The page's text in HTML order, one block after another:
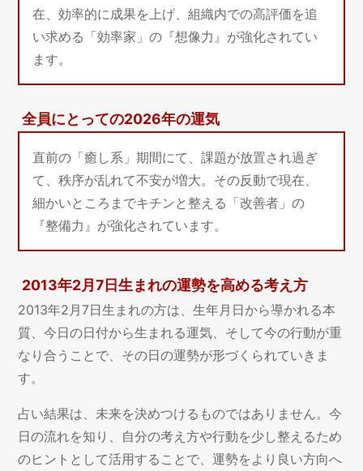
在、効率的に成果を上げ、組織内での高評価を追
い求める「効率家」の『想像力』が強化されてい
ます。
全員にとっての2026年の運気
直前の「癒し系」期間にて、課題が放置され過ぎ
て、秩序が乱れて不安が増大。その反動で現在、
細かいところまでキチンと整える「改善者」の
『整備力』が強化されています。
2013年2月7日生まれの運勢を高める考え方
2013年2月7日生まれの方は、生年月日から導かれる本
質、今日の日付から生まれる運気、そして今の行動が重
なり合うことで、その日の運勢が形づくられていきま
す。
占い結果は、未来を決めつけるものではありません。今
日の流れを知り、自分の考え方や行動を少し整えるため
のヒントとして活用することで、運勢をより良い方向へ